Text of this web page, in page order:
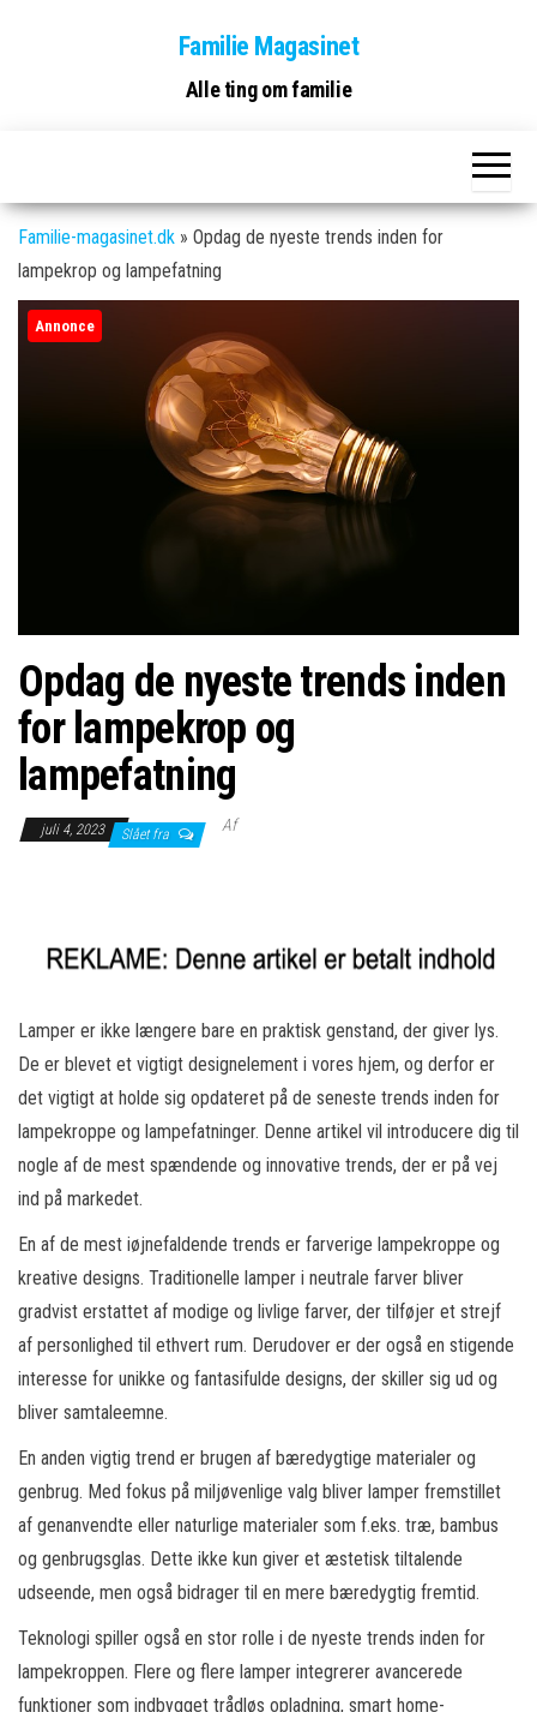
Familie Magasinet
Alle ting om familie
Familie-magasinet.dk » Opdag de nyeste trends inden for
lampekrop og lampefatning
Annonce
Opdag de nyeste trends inden
for lampekrop og
lampefatning
juli 4, 2023 Slået fra Af
Lamper er ikke længere bare en praktisk genstand, der giver lys.
De er blevet et vigtigt designelement i vores hjem, og derfor er
det vigtigt at holde sig opdateret på de seneste trends inden for
lampekroppe og lampefatninger. Denne artikel vil introducere dig til
nogle af de mest spændende og innovative trends, der er på vej
ind på markedet.
En af de mest iøjnefaldende trends er farverige lampekroppe og
kreative designs. Traditionelle lamper i neutrale farver bliver
gradvist erstattet af modige og livlige farver, der tilføjer et strejf
af personlighed til ethvert rum. Derudover er der også en stigende
interesse for unikke og fantasifulde designs, der skiller sig ud og
bliver samtaleemne.
En anden vigtig trend er brugen af bæredygtige materialer og
genbrug. Med fokus på miljøvenlige valg bliver lamper fremstillet
af genanvendte eller naturlige materialer som f.eks. træ, bambus
og genbrugsglas. Dette ikke kun giver et æstetisk tiltalende
udseende, men også bidrager til en mere bæredygtig fremtid.
Teknologi spiller også en stor rolle i de nyeste trends inden for
lampekroppen. Flere og flere lamper integrerer avancerede
funktioner som indbygget trådløs opladning, smart home-